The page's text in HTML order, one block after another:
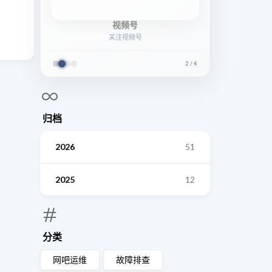
视频号
关注视频号
2 /4
归档
2026 51
2025 12
分类
网吧运维 故障排查